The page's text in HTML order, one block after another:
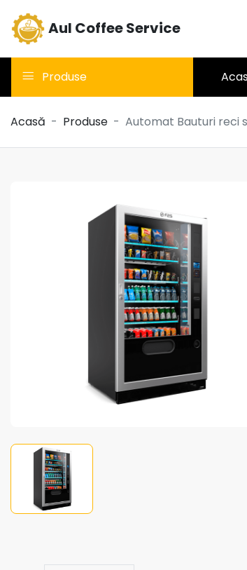
Aul Coffee Service
Produse
Aparate cu capsule
LAVAZZA BLUE
Aparate cafea SAECO
profesionale ASTORIA
Aparate de bauturi reci
Rasnita
Aparate de cafea
Barista Attitude
Acasă Produse Automat Bauturi reci